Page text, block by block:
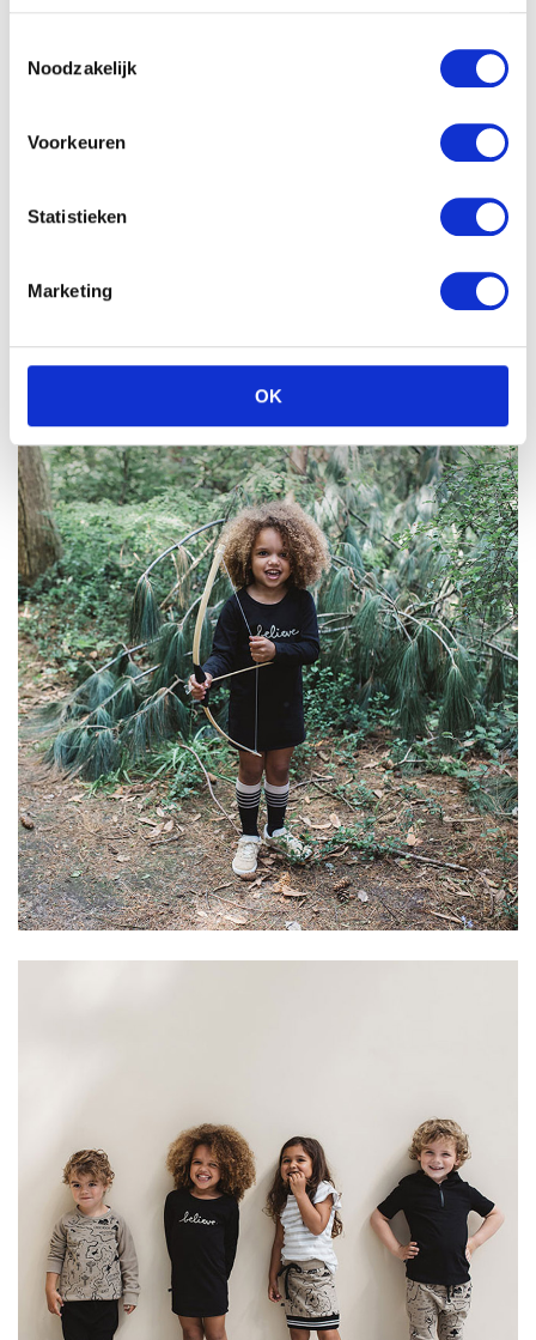
Noodzakelijk
Voorkeuren
Statistieken
Marketing
OK